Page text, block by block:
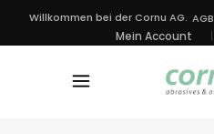
Willkommen bei der Cornu AG. AGB
Mein Account